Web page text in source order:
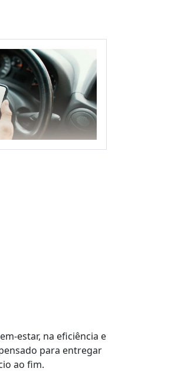
estar, na eficiência e
para entregar
ao fim.